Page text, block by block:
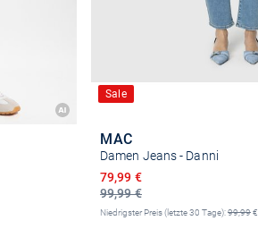
Sale
MAC
Damen Jeans - Danni
99,99 €
Ermäßigter Preis
79,99 €
Niedrigster Preis (letzte 30 Tage):99,99€